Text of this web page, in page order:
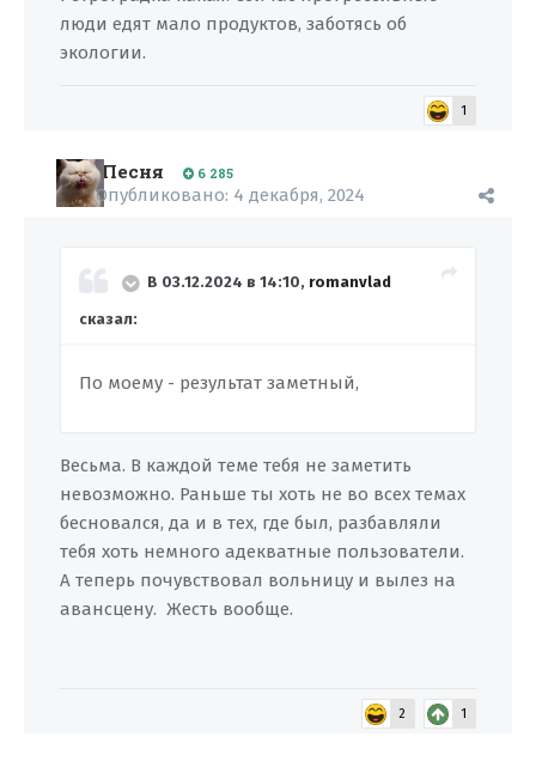
люди едят мало продуктов, заботясь об
экологии.
1
Песня 6 285
Опубликовано: 4 декабря, 2024
В 03.12.2024 в 14:10, romanvlad
сказал:
По моему - результат заметный,
Весьма. В каждой теме тебя не заметить
невозможно. Раньше ты хоть не во всех темах
бесновался, да и в тех, где был, разбавляли
тебя хоть немного адекватные пользователи.
А теперь почувствовал вольницу и вылез на
авансцену. Жесть вообще.
2 1